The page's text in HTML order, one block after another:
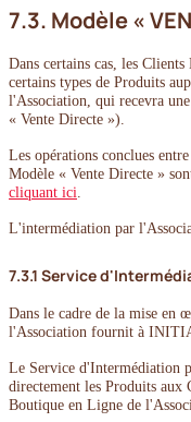
7.3. Modèle «
Dans certains cas, les
certains types de Produits
l'Association, qui recevra
« Vente Directe »).
Les opérations conclues
Modèle « Vente Directe »
cliquant ici.
L'intermédiation par
7.3.1 Service
Dans le cadre de la mise en
l'Association fournit à
Le Service d'Intermédiation
directement les Produits aux
Boutique en Ligne de